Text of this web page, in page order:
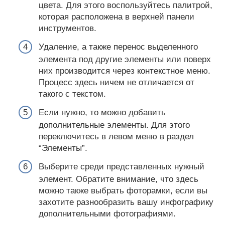
цвета. Для этого воспользуйтесь палитрой,
которая расположена в верхней панели
инструментов.
Удаление, а также перенос выделенного
элемента под другие элементы или поверх
них производится через контекстное меню.
Процесс здесь ничем не отличается от
такого с текстом.
Если нужно, то можно добавить
дополнительные элементы. Для этого
переключитесь в левом меню в раздел
“Элементы”.
Выберите среди представленных нужный
элемент. Обратите внимание, что здесь
можно также выбрать фоторамки, если вы
захотите разнообразить вашу инфографику
дополнительными фотографиями.